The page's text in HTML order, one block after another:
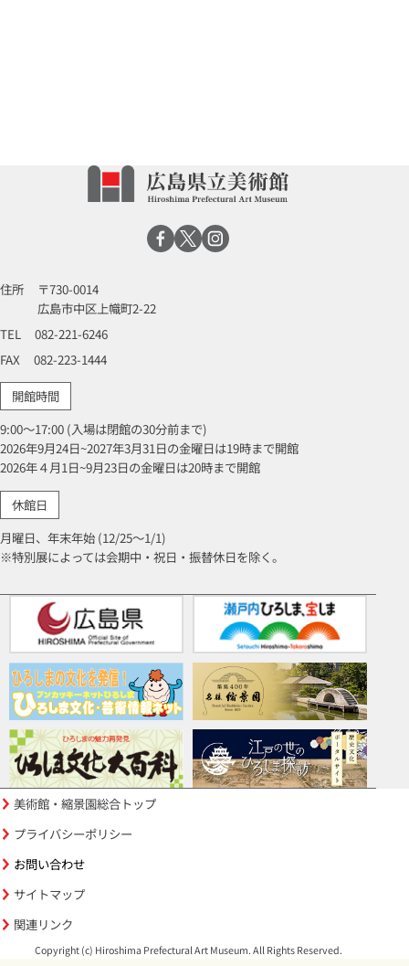
住所
〒730-0014
広島市中区上幟町2-22
TEL
082-221-6246
FAX
082-223-1444
開館時間
9:00～17:00 (入場は閉館の30分前まで)
2026年9月24日~2027年3月31日の金曜日は19時まで開館
2026年４月1日~9月23日の金曜日は20時まで開館
休館日
月曜日、年末年始 (12/25～1/1)
※特別展によっては会期中・祝日・振替休日を除く。
美術館・縮景園総合トップ
プライバシーポリシー
お問い合わせ
サイトマップ
関連リンク
Copyright (c) Hiroshima Prefectural Art Museum. All Rights Reserved.